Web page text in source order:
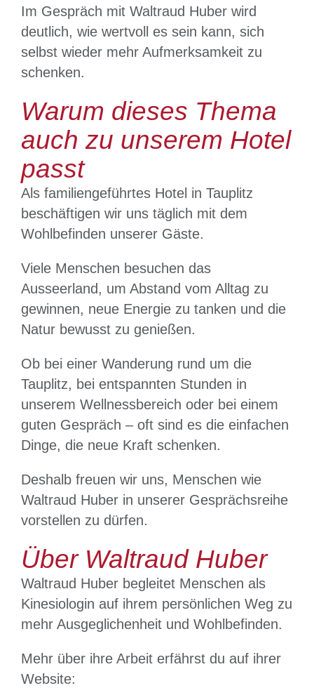
Im Gespräch mit Waltraud Huber wird
deutlich, wie wertvoll es sein kann, sich
selbst wieder mehr Aufmerksamkeit zu
schenken.
Warum dieses Thema
auch zu unserem Hotel
passt
Als familiengeführtes Hotel in Tauplitz
beschäftigen wir uns täglich mit dem
Wohlbefinden unserer Gäste.
Viele Menschen besuchen das
Ausseerland, um Abstand vom Alltag zu
gewinnen, neue Energie zu tanken und die
Natur bewusst zu genießen.
Ob bei einer Wanderung rund um die
Tauplitz, bei entspannten Stunden in
unserem Wellnessbereich oder bei einem
guten Gespräch – oft sind es die einfachen
Dinge, die neue Kraft schenken.
Deshalb freuen wir uns, Menschen wie
Waltraud Huber in unserer Gesprächsreihe
vorstellen zu dürfen.
Über Waltraud Huber
Waltraud Huber begleitet Menschen als
Kinesiologin auf ihrem persönlichen Weg zu
mehr Ausgeglichenheit und Wohlbefinden.
Mehr über ihre Arbeit erfährst du auf ihrer
Website: